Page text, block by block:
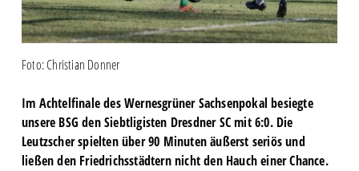
Foto: Christian Donner
Im Achtelfinale des Wernesgrüner Sachsenpokal besiegte
unsere BSG den Siebtligisten Dresdner SC mit 6:0. Die
Leutzscher spielten über 90 Minuten äußerst seriös und
ließen den Friedrichsstädtern nicht den Hauch einer Chance.